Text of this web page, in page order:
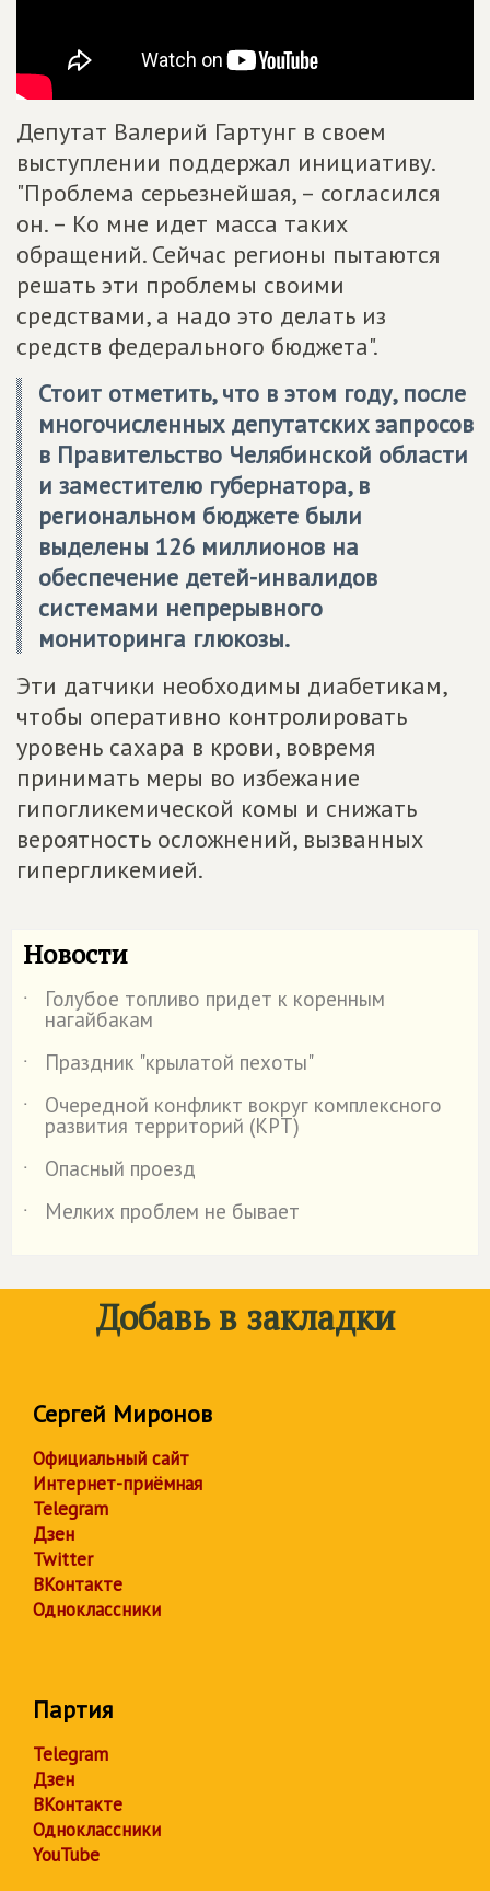
Депутат Валерий Гартунг в своем
выступлении поддержал инициативу.
"Проблема серьезнейшая, – согласился
он. – Ко мне идет масса таких
обращений. Сейчас регионы пытаются
решать эти проблемы своими
средствами, а надо это делать из
средств федерального бюджета".
Стоит отметить, что в этом году, после
многочисленных депутатских запросов
в Правительство Челябинской области
и заместителю губернатора, в
региональном бюджете были
выделены 126 миллионов на
обеспечение детей-инвалидов
системами непрерывного
мониторинга глюкозы.
Эти датчики необходимы диабетикам,
чтобы оперативно контролировать
уровень сахара в крови, вовремя
принимать меры во избежание
гипогликемической комы и снижать
вероятность осложнений, вызванных
гипергликемией.
Новости
˙ Голубое топливо придет к коренным
нагайбакам
˙
Праздник "крылатой пехоты"
˙
Очередной конфликт вокруг комплексного
развития территорий (КРТ)
˙
Опасный проезд
˙
Мелких проблем не бывает
Добавь в закладки
Сергей Миронов
Официальный сайт
Интернет-приёмная
Telegram
Дзен
Twitter
ВКонтакте
Одноклассники
Партия
Telegram
Дзен
ВКонтакте
Одноклассники
YouTube